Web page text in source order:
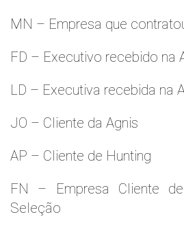
MN – Empresa que
FD – Executivo recebido na
LD – Executiva recebida na
JO – Cliente da Agnis
AP – Cliente de Hunting
FN – Empresa Cliente
Seleção